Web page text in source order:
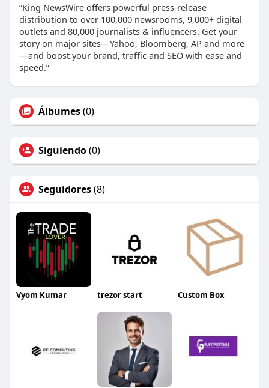
“King NewsWire offers powerful press-release
distribution to over 100,000 newsrooms, 9,000+ digital
outlets and 80,000 journalists & influencers. Get your
story on major sites—Yahoo, Bloomberg, AP and more
—and boost your brand, traffic and SEO with ease and
speed.”
Álbumes(0)
Siguiendo(0)
Seguidores(8)
Vyom Kumar trezor start Custom Box